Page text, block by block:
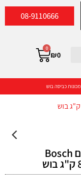
08-9110666
₪0
0
מכונות כביסה בוש
מכונת כביסה דגם Bosch